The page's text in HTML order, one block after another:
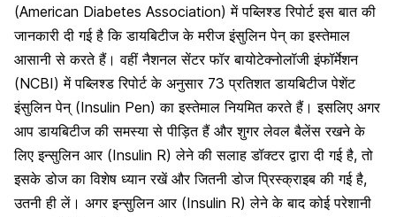
(American Diabetes Association) में पब्लिश्ड रिपोर्ट इस बात की
जानकारी दी गई है कि डायबिटीज के मरीज इंसुलिन पेन् का इस्तेमाल
आसानी से करते हैं। वहीं नैशनल सेंटर फॉर बायोटेक्नोलॉजी इंफॉर्मेशन
(NCBI) में पब्लिश्ड रिपोर्ट के अनुसार 73 प्रतिशत डायबिटीज पेशेंट
इंसुलिन पेन् (Insulin Pen) का इस्तेमाल नियमित करते हैं। इसलिए अगर
आप डायबिटीज की समस्या से पीड़ित हैं और शुगर लेवल बैलेंस रखने के
लिए इन्सुलिन आर (Insulin R) लेने की सलाह डॉक्टर द्वारा दी गई है, तो
इसके डोज का विशेष ध्यान रखें और जितनी डोज प्रिस्क्राइब की गई है,
उतनी ही लें। अगर इन्सुलिन आर (Insulin R) लेने के बाद कोई परेशानी